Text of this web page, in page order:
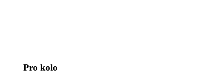
Pro kolo